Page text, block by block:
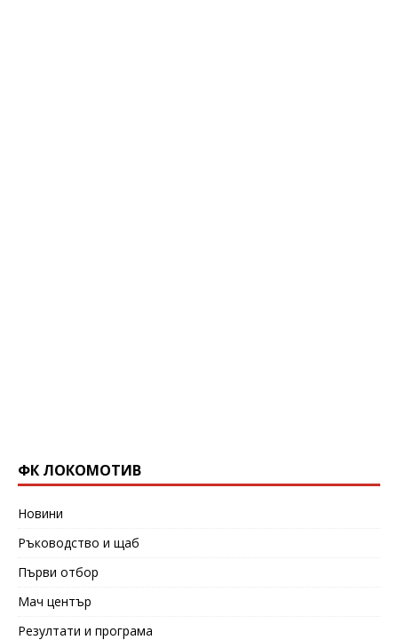
ФК ЛОКОМОТИВ
Новини
Ръководство и щаб
Първи отбор
Мач център
Резултати и програма